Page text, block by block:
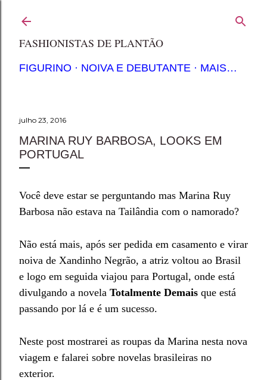
FASHIONISTAS DE PLANTÃO
FIGURINO NOIVA E DEBUTANTE MAIS…
julho 23, 2016
MARINA RUY BARBOSA, LOOKS EM
PORTUGAL
Você deve estar se perguntando mas Marina Ruy
Barbosa não estava na Tailândia com o namorado?
Não está mais, após ser pedida em casamento e virar
noiva de Xandinho Negrão, a atriz voltou ao Brasil
e logo em seguida viajou para Portugal, onde está
divulgando a novela Totalmente Demais que está
passando por lá e é um sucesso.
Neste post mostrarei as roupas da Marina nesta nova
viagem e falarei sobre novelas brasileiras no
exterior.